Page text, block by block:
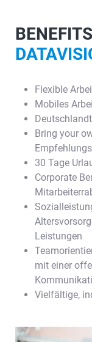
Flexible
Mobiles
Bring your
30 Tage
Corporate
Leistungen
mit einer
Vielfältige,